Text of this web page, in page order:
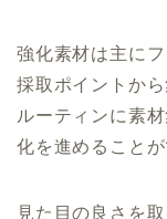
強化素材は主に
採取ポイントか
ルーティンに素
化を進めることが
見た目の良さを